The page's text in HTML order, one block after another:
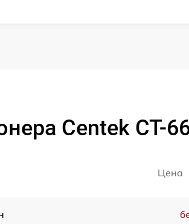
Centek CT-
Цена